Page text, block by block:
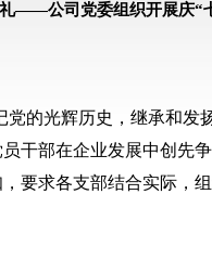
——公司党委组织开展庆“
党的光辉历史，继承和发
干部在企业发展中创先
要求各支部结合实际，